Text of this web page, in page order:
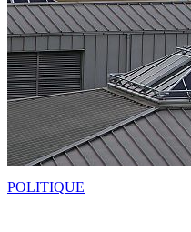
POLITIQUE